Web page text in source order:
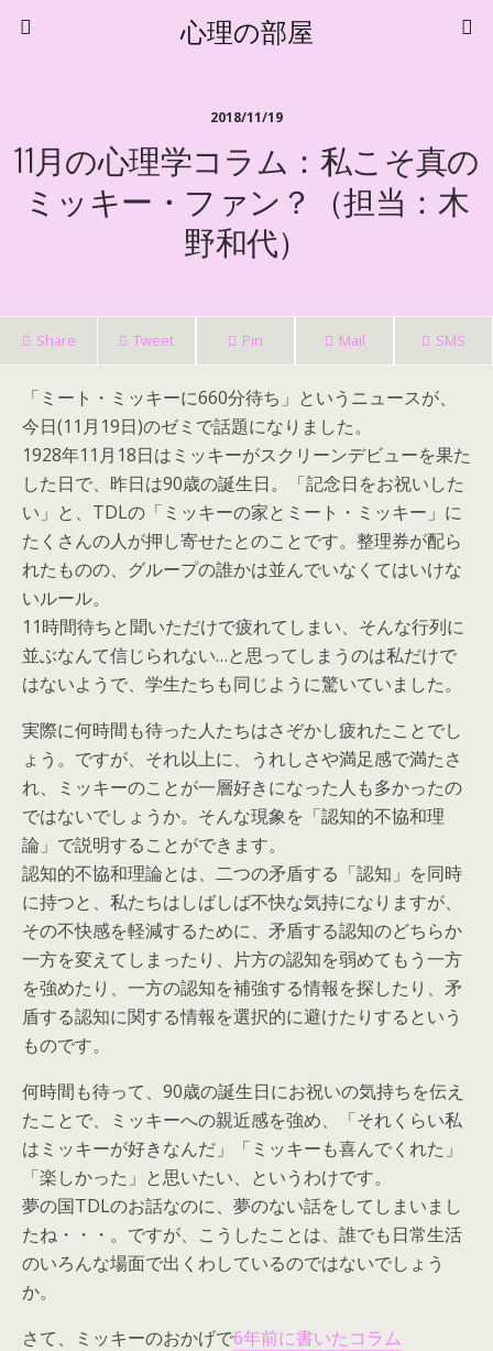
心理の部屋
2018/11/19
11月の心理学コラム：私こそ真の
ミッキー・ファン？（担当：木
野和代）
Share Tweet Pin Mail SMS
「ミート・ミッキーに660分待ち」というニュースが、
今日(11月19日)のゼミで話題になりました。
1928年11月18日はミッキーがスクリーンデビューを果た
した日で、昨日は90歳の誕生日。「記念日をお祝いした
い」と、TDLの「ミッキーの家とミート・ミッキー」に
たくさんの人が押し寄せたとのことです。整理券が配ら
れたものの、グループの誰かは並んでいなくてはいけな
いルール。
11時間待ちと聞いただけで疲れてしまい、そんな行列に
並ぶなんて信じられない…と思ってしまうのは私だけで
はないようで、学生たちも同じように驚いていました。
実際に何時間も待った人たちはさぞかし疲れたことでし
ょう。ですが、それ以上に、うれしさや満足感で満たさ
れ、ミッキーのことが一層好きになった人も多かったの
ではないでしょうか。そんな現象を「認知的不協和理
論」で説明することができます。
認知的不協和理論とは、二つの矛盾する「認知」を同時
に持つと、私たちはしばしば不快な気持になりますが、
その不快感を軽減するために、矛盾する認知のどちらか
一方を変えてしまったり、片方の認知を弱めてもう一方
を強めたり、一方の認知を補強する情報を探したり、矛
盾する認知に関する情報を選択的に避けたりするという
ものです。
何時間も待って、90歳の誕生日にお祝いの気持ちを伝え
たことで、ミッキーへの親近感を強め、「それくらい私
はミッキーが好きなんだ」「ミッキーも喜んでくれた」
「楽しかった」と思いたい、というわけです。
夢の国TDLのお話なのに、夢のない話をしてしまいまし
たね・・・。ですが、こうしたことは、誰でも日常生活
のいろんな場面で出くわしているのではないでしょう
か。
さて、ミッキーのおかげで6年前に書いたコラム